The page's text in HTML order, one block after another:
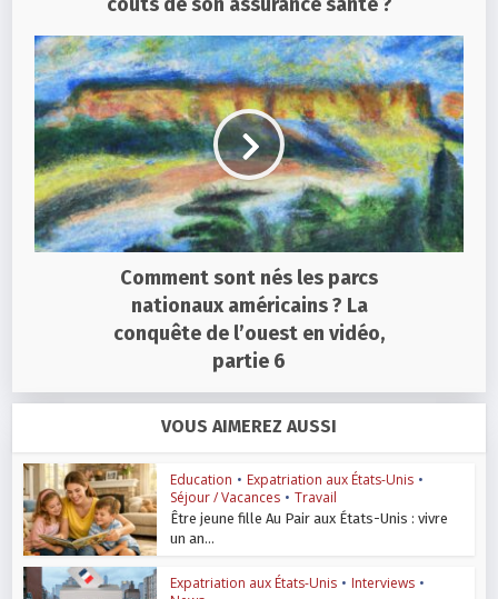
coûts de son assurance santé ?
Comment sont nés les parcs
nationaux américains ? La
conquête de l’ouest en vidéo,
partie 6
VOUS AIMEREZ AUSSI
Education • Expatriation aux États-Unis •
Séjour / Vacances • Travail
Être jeune fille Au Pair aux États-Unis : vivre
un an...
Expatriation aux États-Unis • Interviews •